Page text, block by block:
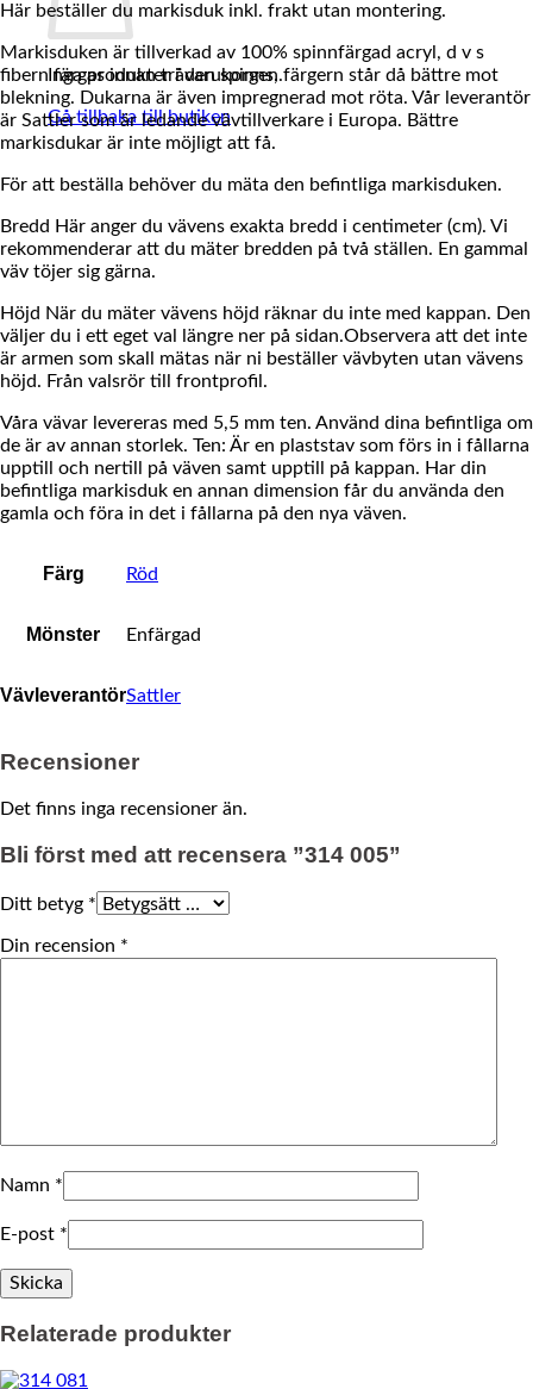
Inga produkter i varukorgen.
Gå tillbaka till butiken
Här beställer du markisduk inkl. frakt utan montering.
Markisduken är tillverkad av 100% spinnfärgad acryl, d v s
fibern färgas innan tråden spinns, färgern står då bättre mot
blekning. Dukarna är även impregnerad mot röta. Vår leverantör
är Sattler som är ledande vävtillverkare i Europa. Bättre
markisdukar är inte möjligt att få.
För att beställa behöver du mäta den befintliga markisduken.
Bredd Här anger du vävens exakta bredd i centimeter (cm). Vi
rekommenderar att du mäter bredden på två ställen. En gammal
väv töjer sig gärna.
Höjd När du mäter vävens höjd räknar du inte med kappan. Den
väljer du i ett eget val längre ner på sidan.Observera att det inte
är armen som skall mätas när ni beställer vävbyten utan vävens
höjd. Från valsrör till frontprofil.
Våra vävar levereras med 5,5 mm ten. Använd dina befintliga om
de är av annan storlek. Ten: Är en plaststav som förs in i fållarna
upptill och nertill på väven samt upptill på kappan. Har din
befintliga markisduk en annan dimension får du använda den
gamla och föra in det i fållarna på den nya väven.
Färg Röd
Mönster Enfärgad
VävleverantörSattler
Recensioner
Det finns inga recensioner än.
Bli först med att recensera ”314 005”
Ditt betyg *
Din recension *
Namn *
E-post *
Relaterade produkter